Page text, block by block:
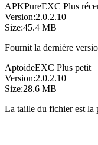
APKPureEXC Plus
Version:2.0.2.10
Size:45.4 MB
Fournit la dernière
AptoideEXC Plus petit
Version:2.0.2.10
Size:28.6 MB
La taille du fichier est la